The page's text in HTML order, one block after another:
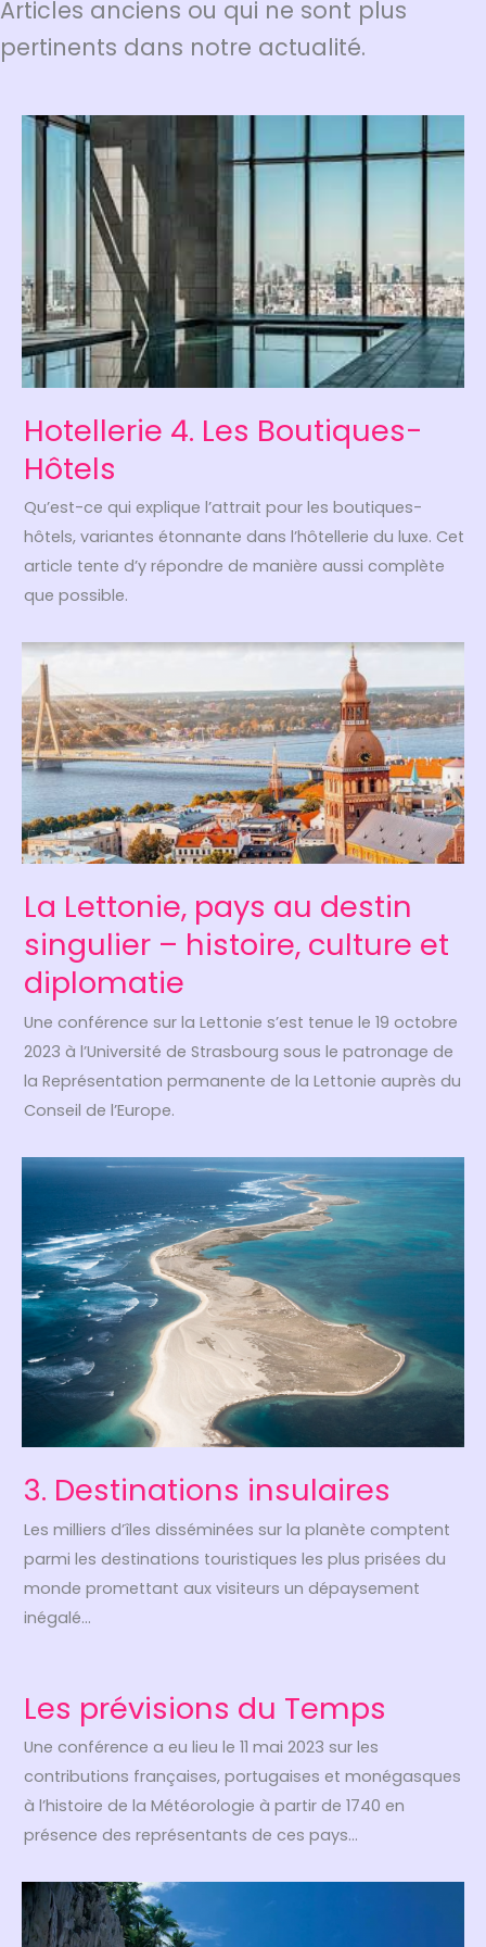
Articles anciens ou qui ne sont plus
pertinents dans notre actualité.
Hotellerie 4. Les Boutiques-
Hôtels
Qu’est-ce qui explique l’attrait pour les boutiques-
hôtels, variantes étonnante dans l’hôtellerie du luxe. Cet
article tente d’y répondre de manière aussi complète
que possible.
La Lettonie, pays au destin
singulier – histoire, culture et
diplomatie
Une conférence sur la Lettonie s’est tenue le 19 octobre
2023 à l’Université de Strasbourg sous le patronage de
la Représentation permanente de la Lettonie auprès du
Conseil de l’Europe.
3. Destinations insulaires
Les milliers d’îles disséminées sur la planète comptent
parmi les destinations touristiques les plus prisées du
monde promettant aux visiteurs un dépaysement
inégalé…
Les prévisions du Temps
Une conférence a eu lieu le 11 mai 2023 sur les
contributions françaises, portugaises et monégasques
à l’histoire de la Météorologie à partir de 1740 en
présence des représentants de ces pays…